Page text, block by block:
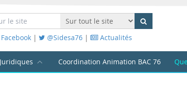
Facebook | @Sidesa76 | Actualités
Coordination Animation BAC 76